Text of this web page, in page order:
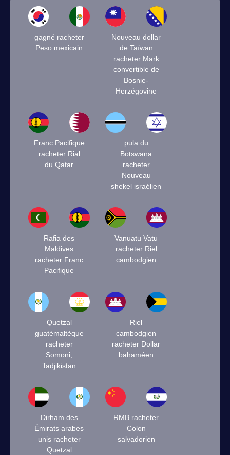
gagné racheter
Peso mexicain
Nouveau dollar
de Taïwan
racheter Mark
convertible de
Bosnie-
Herzégovine
Franc Pacifique
racheter Rial
du Qatar
pula du
Botswana
racheter
Nouveau
shekel israélien
Rafia des
Maldives
racheter Franc
Pacifique
Vanuatu Vatu
racheter Riel
cambodgien
Quetzal
guatémaltèque
racheter
Somoni,
Tadjikistan
Riel
cambodgien
racheter Dollar
bahaméen
Dirham des
Émirats arabes
unis racheter
Quetzal
RMB racheter
Colon
salvadorien